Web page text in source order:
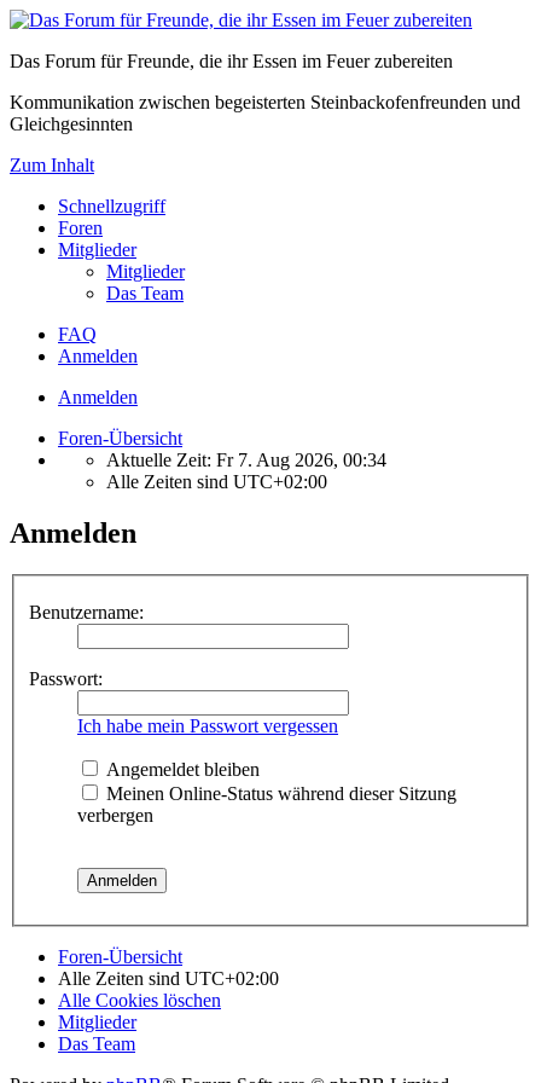
Das Forum für Freunde, die ihr Essen im Feuer zubereiten
Kommunikation zwischen begeisterten Steinbackofenfreunden und
Gleichgesinnten
Zum Inhalt
Schnellzugriff
Foren
Mitglieder
Mitglieder
Das Team
FAQ
Anmelden
Anmelden
Foren-Übersicht
Aktuelle Zeit: Fr 7. Aug 2026, 00:34
Alle Zeiten sind UTC+02:00
Anmelden
Benutzername:
Passwort:
Ich habe mein Passwort vergessen
Angemeldet bleiben
Meinen Online-Status während dieser Sitzung
verbergen
Foren-Übersicht
Alle Zeiten sind UTC+02:00
Alle Cookies löschen
Mitglieder
Das Team